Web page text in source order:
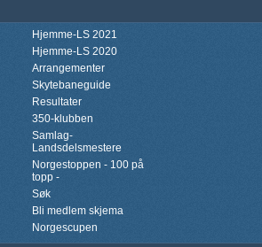
Hjemme-LS 2021
Hjemme-LS 2020
Arrangementer
Skytebaneguide
Resultater
350-klubben
Samlag-
Landsdelsmestere
Norgestoppen - 100 på
topp -
Søk
Bli medlem skjema
Norgescupen